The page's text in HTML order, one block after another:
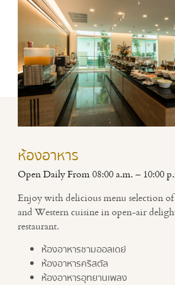
ห้องอาหาร
Open Daily From 08:00 a.m. – 10:00
Enjoy with delicious menu selection
and Western cuisine in open-air
restaurant.
ห้องอาหารชามออลเดย์
ห้องอาหารคริสตัล
ห้องอาหารอุทยานเพลง